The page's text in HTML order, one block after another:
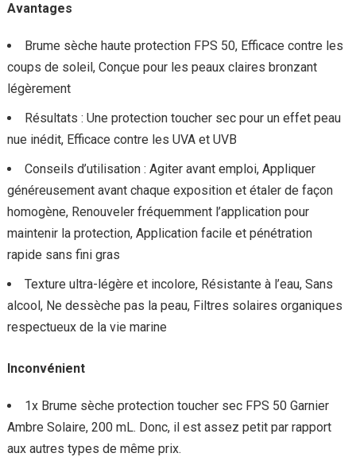
Avantages
Brume sèche haute protection FPS 50, Efficace contre les
coups de soleil, Conçue pour les peaux claires bronzant
légèrement
Résultats : Une protection toucher sec pour un effet peau
nue inédit, Efficace contre les UVA et UVB
Conseils d’utilisation : Agiter avant emploi, Appliquer
généreusement avant chaque exposition et étaler de façon
homogène, Renouveler fréquemment l’application pour
maintenir la protection, Application facile et pénétration
rapide sans fini gras
Texture ultra-légère et incolore, Résistante à l’eau, Sans
alcool, Ne dessèche pas la peau, Filtres solaires organiques
respectueux de la vie marine
Inconvénient
1x Brume sèche protection toucher sec FPS 50 Garnier
Ambre Solaire, 200 mL. Donc, il est assez petit par rapport
aux autres types de même prix.